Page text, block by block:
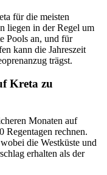
für die meisten
liegen in der Regel um
Pools an, und für
kann die Jahreszeit
trägst.
Kreta zu
Monaten auf
Regentagen rechnen.
die Westküste und
erhalten als der